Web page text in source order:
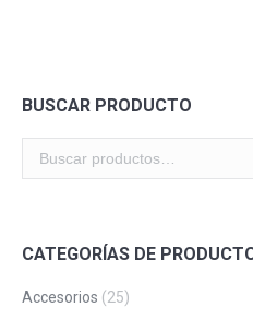
BUSCAR PRODUCTO
CATEGORÍAS DE
Accesorios (25)